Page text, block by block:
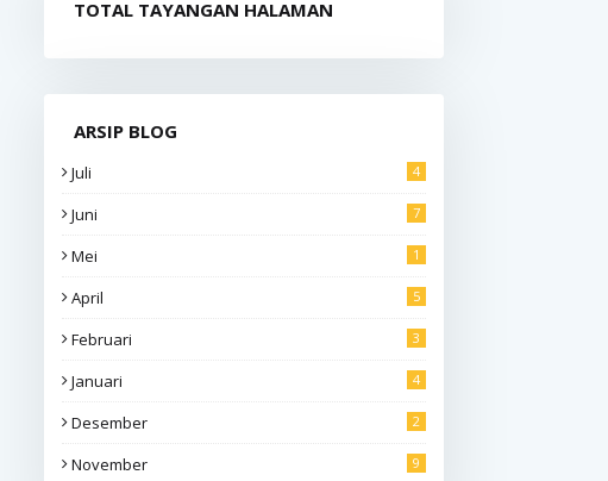
TOTAL TAYANGAN HALAMAN
ARSIP BLOG
Juli 4
Juni 7
Mei 1
April 5
Februari 3
Januari 4
Desember 2
November 9